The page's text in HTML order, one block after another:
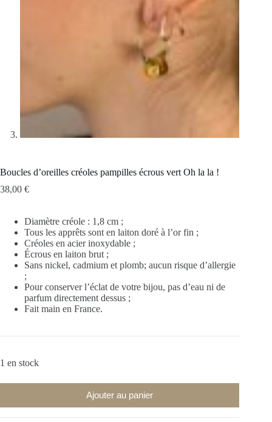
Boucles d’oreilles créoles pampilles écrous vert Oh la la !
38,00 €
Diamètre créole : 1,8 cm ;
Tous les apprêts sont en laiton doré à l’or fin ;
Créoles en acier inoxydable ;
Écrous en laiton brut ;
Sans nickel, cadmium et plomb; aucun risque d’allergie
;
Pour conserver l’éclat de votre bijou, pas d’eau ni de
parfum directement dessus ;
Fait main en France.
1 en stock
Ajouter au panier